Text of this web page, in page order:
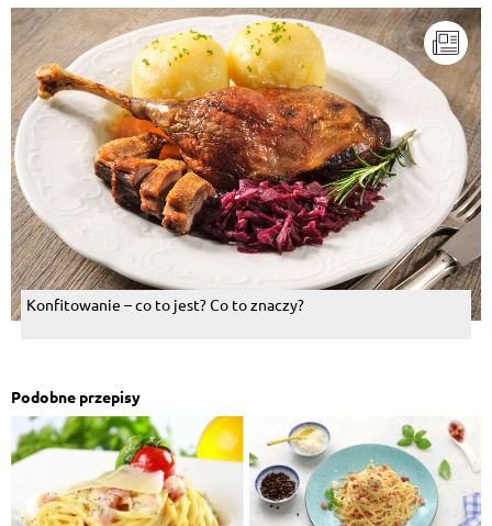
Konfitowanie – co to jest? Co to znaczy?
Podobne przepisy